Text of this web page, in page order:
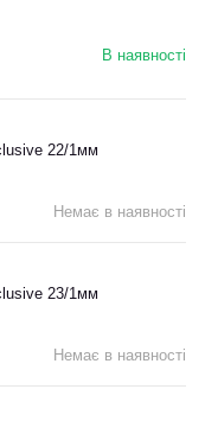
В наявності
22/1мм
Немає в наявності
23/1мм
Немає в наявності